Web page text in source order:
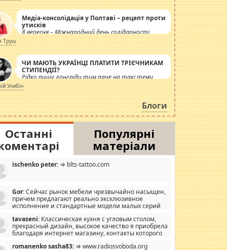
Медіа-консолідація у Полтаві – рецепт проти
утисків
8 вересня – Міжнародний день солідарності
журналістів.
Труш
ЧИ МАЮТЬ УКРАЇНЦІ ПЛАТИТИ ТРІЄЧНИКАМ
СТИПЕНДІЇ?
Рідко пишу лонгріди тим паче на такі теми,
але вже просто дістало! Обурюють сьогоднішні
інсенуації навколо стипендіального питання.
Штучно роздувається ще одна соціальна
катастрофа.
Улибін
Блоги
Останні
Популярні
матеріали
ischenko peter: ⇒ blts-tattoo.com
Gor:Сейчас рынок мебели чрезвычайно насыщен,
причем предлагают реально эксклюзивное
исполнение и стандартные модели малых серий
мало походит на стандартные формы, в MebelOk,
и что главное - со вкусом все в порядке,
ненужных наворотов удорожающих мебель, а это не
tavaseni: Классическая кухня с угловым столом,
прекрасный дизайн, высокое качество я приобрела
благодаря интернет магазину, контакты которого
romanenko sasha83: ⇒ www.radiosvoboda.org